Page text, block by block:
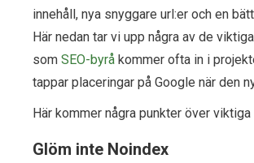
innehåll, nya snyggare url:er och en
Här nedan tar vi upp några av de
som SEO-byrå kommer ofta in i
tappar placeringar på Google när den
Här kommer några punkter över
Glöm inte Noindex